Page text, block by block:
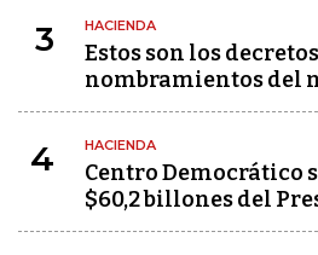
3 HACIENDA
Estos son los
nombramientos del
4 HACIENDA
Centro Democrático
$60,2 billones del